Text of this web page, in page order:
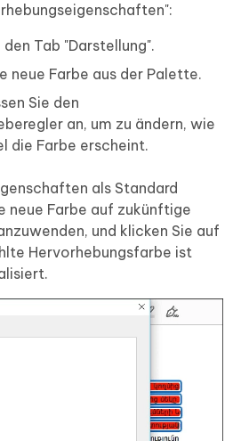
Tab "Darstellung".
neue Farbe aus der Palette.
Sie den
an, um zu ändern, wie
die Farbe erscheint.
als Standard
neue Farbe auf zukünftige
und klicken Sie auf
Hervorhebungsfarbe ist